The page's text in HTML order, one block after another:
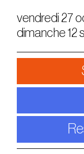
vendredi 27
dimanche 12